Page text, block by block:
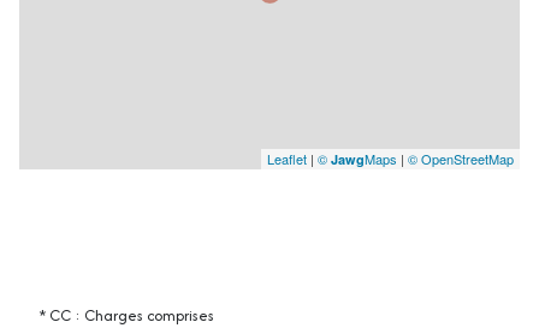
Leaflet | © JawgMaps | © OpenStreetMap
* CC : Charges comprises